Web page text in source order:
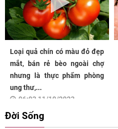
Loại quả chín có màu đỏ đẹp
mắt, bán rẻ bèo ngoài chợ
nhưng là thực phẩm phòng
ung thư,...
06:03 11/10/2023
Đời Sống